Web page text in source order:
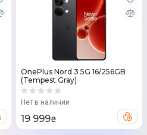
OnePlus Nord 3 5G 16/256GB
(Tempest Gray)
Нет в наличии
19 999₴